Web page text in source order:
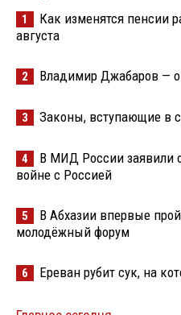
1
Как изменятся пенсии
августа
2 Владимир Джабаров —
3 Законы, вступающие в
4
В МИД России заявили
войне с Россией
5
В Абхазии впервые
молодёжный форум
6 Ереван рубит сук, на